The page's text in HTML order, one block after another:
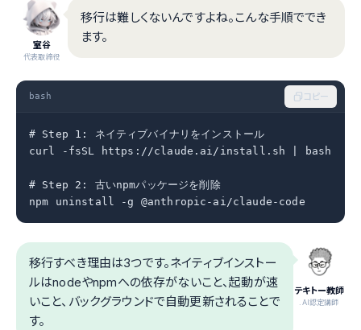
室谷
代表取締役
移行は難しくないんですよね。こんな手順ででき
ます。
bash コピー
# Step 1: ネイティブバイナリをインストール
curl -fsSL https://claude.ai/install.sh | bash
# Step 2: 古いnpmパッケージを削除
npm uninstall -g @anthropic-ai/claude-code
テキトー教師
.AI認定講師
移行すべき理由は3つです。ネイティブインストー
ルはnodeやnpmへの依存がないこと、起動が速
いこと、バックグラウンドで自動更新されることで
す。